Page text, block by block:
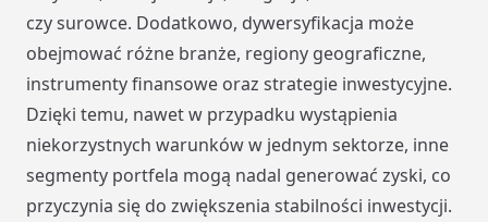
czy surowce. Dodatkowo, dywersyfikacja może
obejmować różne branże, regiony geograficzne,
instrumenty finansowe oraz strategie inwestycyjne.
Dzięki temu, nawet w przypadku wystąpienia
niekorzystnych warunków w jednym sektorze, inne
segmenty portfela mogą nadal generować zyski, co
przyczynia się do zwiększenia stabilności inwestycji.